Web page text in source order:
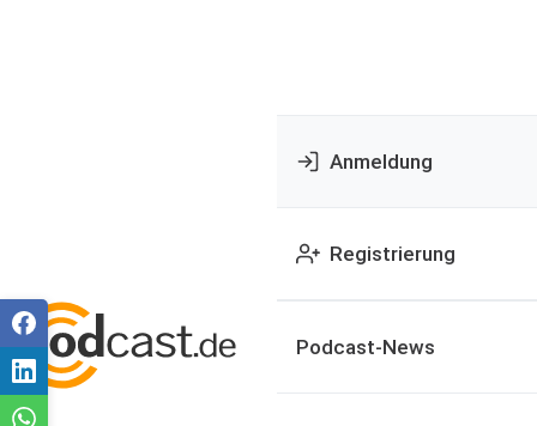
Anmeldung
Registrierung
Podcast-News